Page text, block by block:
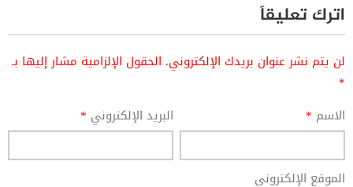
اترك تعليقاً
لن يتم نشر عنوان بريدك الإلكتروني. الحقول الإلزامية مشار إليها بـ
*
الاسم * البريد الإلكتروني *
الموقع الإلكتروني